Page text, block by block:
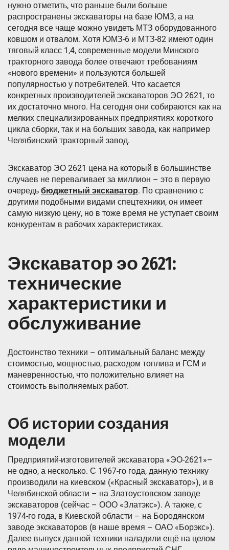
нужно отметить, что раньше были больше
распространены экскаваторы на базе ЮМЗ, а на
сегодня все чаще можно увидеть МТЗ оборудованного
ковшом и отвалом. Хотя ЮМЗ-6 и МТЗ-82 имеют один
тяговый класс 1,4, современные модели Минского
тракторного завода более отвечают требованиям
«нового времени» и пользуются большей
популярностью у потребителей. Что касается
конкретных производителей экскаваторов ЭО 2621, то
их достаточно много. На сегодня они собираются как на
мелких специализированных предприятиях короткого
цикла сборки, так и на больших завода, как например
Челябинский тракторный завод.
Экскаватор ЭО 2621 цена на который в большинстве
случаев не переваливает за миллион – это в первую
очередь бюджетный экскаватор. По сравнению с
другими подобными видами спецтехники, он имеет
самую низкую цену, но в тоже время не уступает своим
конкурентам в рабочих характеристиках.
Экскаватор эо 2621:
технические
характеристики и
обслуживание
Достоинство техники – оптимальный баланс между
стоимостью, мощностью, расходом топлива и ГСМ и
маневренностью, что положительно влияет на
стоимость выполняемых работ.
Об истории создания
модели
Предприятий-изготовителей экскаватора «ЭО-2621»–
не одно, а несколько. С 1967-го года, данную технику
производили на киевском («Красный экскаватор»), и в
Челябинской области – на Златоустовском заводе
экскаваторов (сейчас – ООО «Златэкс»). А также, с
1974-го года, в Киевской области – на Бородянском
заводе экскаваторов (в наше время – ОАО «Борэкс»).
Далее выпуск данной техники наладили ещё на целом